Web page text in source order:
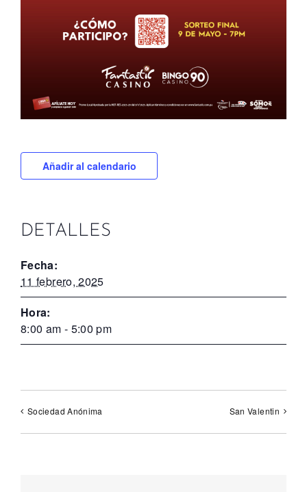
Añadir al calendario
DETALLES
Fecha:
11 febrero, 2025
Hora:
8:00 am - 5:00 pm
Sociedad Anónima San Valentin